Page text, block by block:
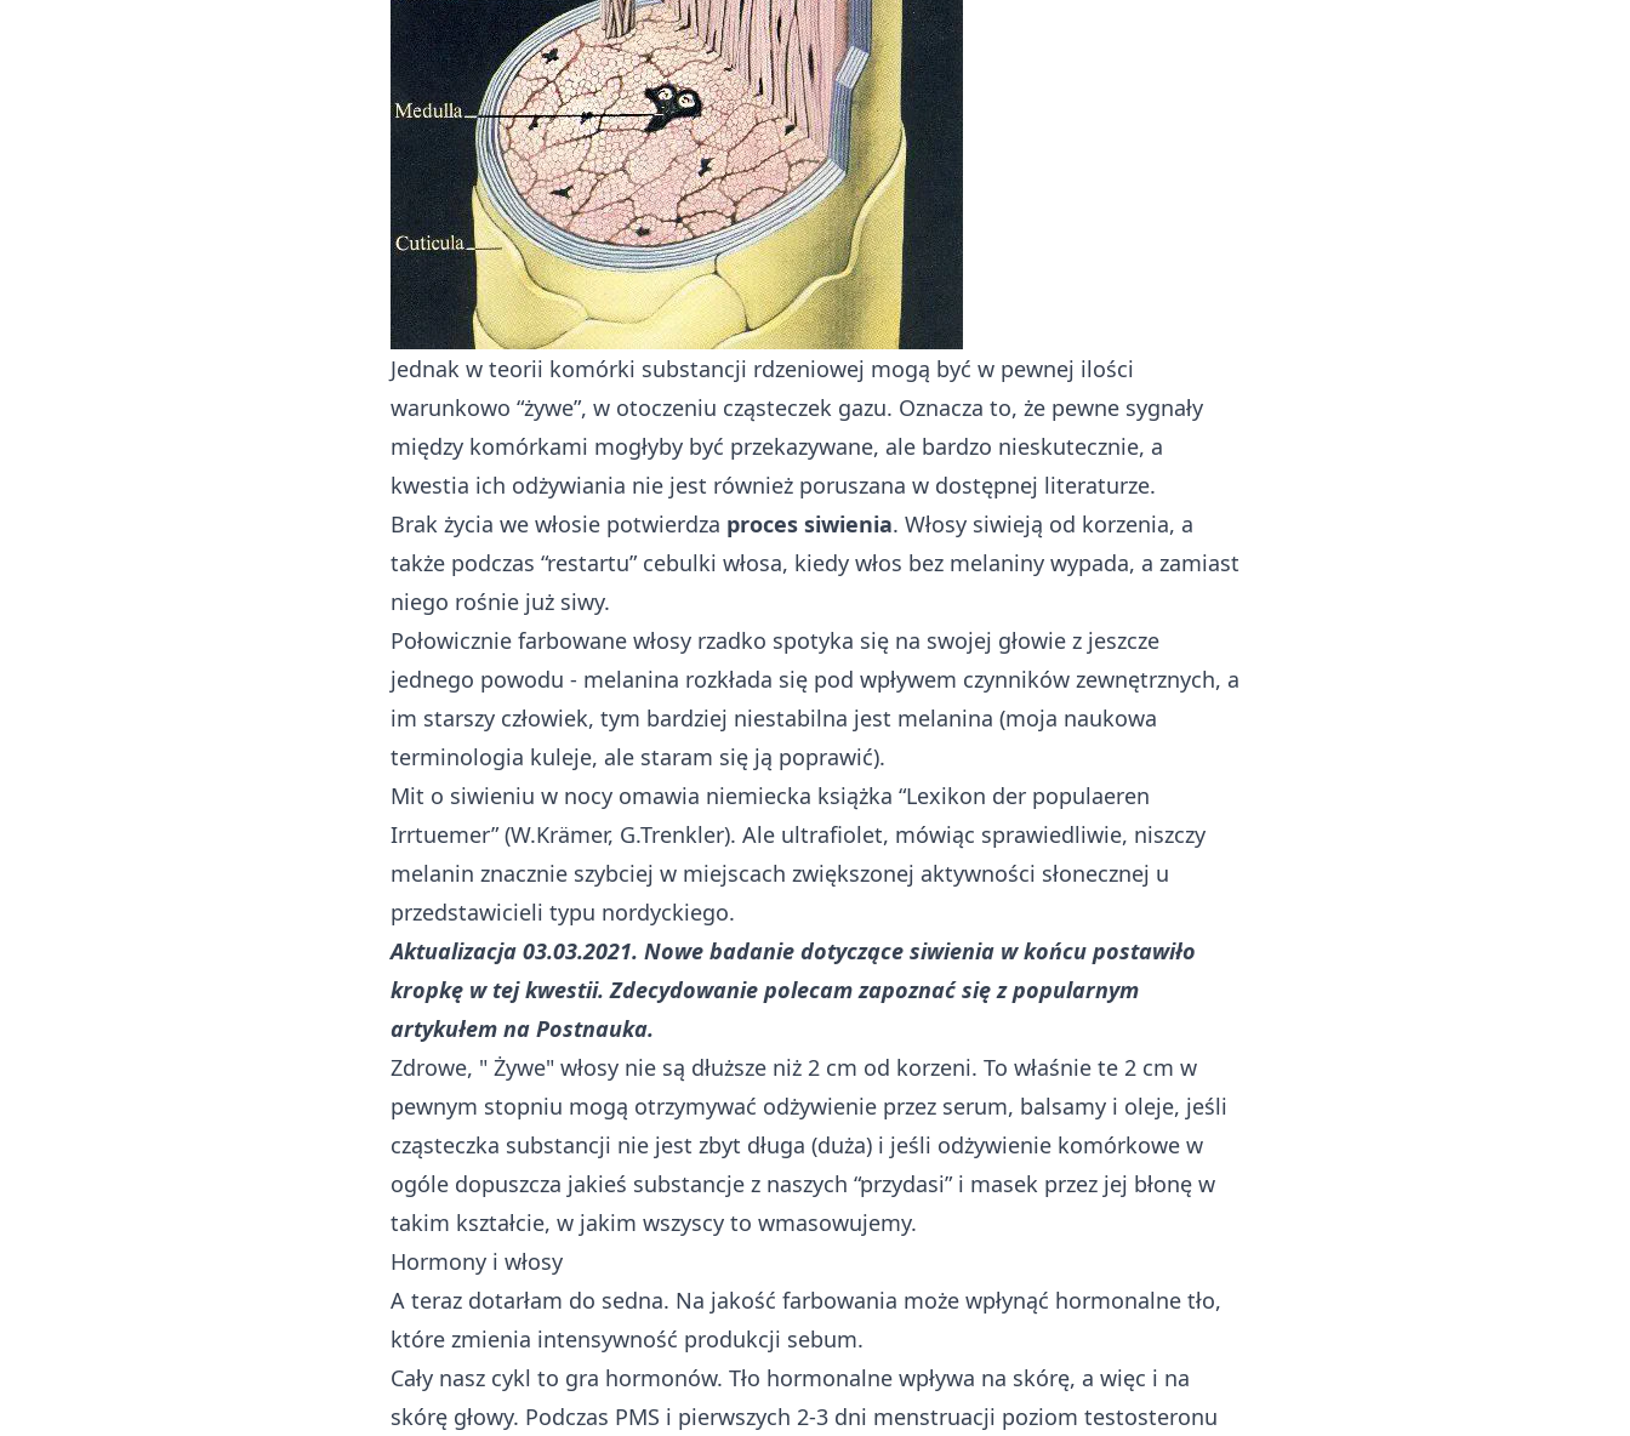
Jednak w teorii komórki substancji rdzeniowej mogą być w pewnej ilości
warunkowo “żywe”, w otoczeniu cząsteczek gazu. Oznacza to, że pewne sygnały
między komórkami mogłyby być przekazywane, ale bardzo nieskutecznie, a
kwestia ich odżywiania nie jest również poruszana w dostępnej literaturze.
Brak życia we włosie potwierdza proces siwienia. Włosy siwieją od korzenia, a
także podczas “restartu” cebulki włosa, kiedy włos bez melaniny wypada, a zamiast
niego rośnie już siwy.
Połowicznie farbowane włosy rzadko spotyka się na swojej głowie z jeszcze
jednego powodu - melanina rozkłada się pod wpływem czynników zewnętrznych, a
im starszy człowiek, tym bardziej niestabilna jest melanina (moja naukowa
terminologia kuleje, ale staram się ją poprawić).
Mit o siwieniu w nocy omawia niemiecka książka “Lexikon der populaeren
Irrtuemer” (W.Krämer, G.Trenkler). Ale ultrafiolet, mówiąc sprawiedliwie, niszczy
melanin znacznie szybciej w miejscach zwiększonej aktywności słonecznej u
przedstawicieli typu nordyckiego.
Aktualizacja 03.03.2021. Nowe badanie dotyczące siwienia w końcu postawiło
kropkę w tej kwestii. Zdecydowanie polecam zapoznać się z popularnym
artykułem na Postnauka.
Zdrowe, " Żywe" włosy nie są dłuższe niż 2 cm od korzeni. To właśnie te 2 cm w
pewnym stopniu mogą otrzymywać odżywienie przez serum, balsamy i oleje, jeśli
cząsteczka substancji nie jest zbyt długa (duża) i jeśli odżywienie komórkowe w
ogóle dopuszcza jakieś substancje z naszych “przydasi” i masek przez jej błonę w
takim kształcie, w jakim wszyscy to wmasowujemy.
Hormony i włosy
A teraz dotarłam do sedna. Na jakość farbowania może wpłynąć hormonalne tło,
które zmienia intensywność produkcji sebum.
Cały nasz cykl to gra hormonów. Tło hormonalne wpływa na skórę, a więc i na
skórę głowy. Podczas PMS i pierwszych 2-3 dni menstruacji poziom testosteronu